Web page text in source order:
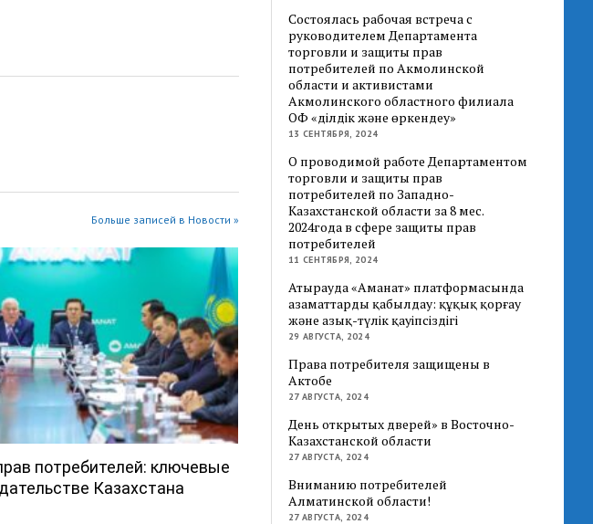
Больше записей в Новости »
потребителей: ключевые
Казахстана
Состоялась рабочая встреча с
руководителем Департамента
торговли и защиты прав
потребителей по Акмолинской
области и активистами
Акмолинского областного филиала
ОФ «Әділдік және өркендеу»
13 СЕНТЯБРЯ, 2024
О проводимой работе Департаментом
торговли и защиты прав
потребителей по Западно-
Казахстанской области за 8 мес.
2024года в сфере защиты прав
потребителей
11 СЕНТЯБРЯ, 2024
Атырауда «Аманат» платформасында
азаматтарды қабылдау: құқық қорғау
және азық-түлік қауіпсіздігі
29 АВГУСТА, 2024
Права потребителя защищены в
Актобе
27 АВГУСТА, 2024
День открытых дверей» в Восточно-
Казахстанской области
27 АВГУСТА, 2024
Вниманию потребителей
Алматинской области!
27 АВГУСТА, 2024